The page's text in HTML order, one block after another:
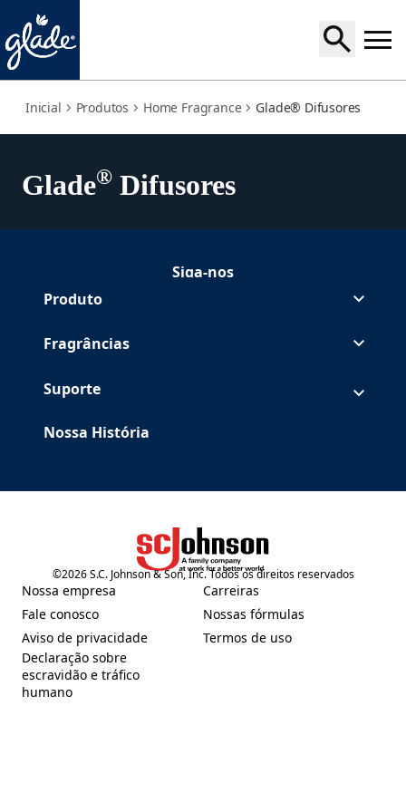
Inicial Produtos Home Fragrance Glade® Difusores
Glade® Difusores
Siga-nos
Seguir Glade no Facebook
Seguir Glade no Instagram
(Opens in a new tab)
Produto
Fragrâncias
Suporte
Nossa História
(Opens in a new tab)
©2026S.C. Johnson & Son, Inc. Todos os direitos reservados
Nossa empresa
(Opens in a new tab)
Fale conosco
(Opens in a new tab)
Aviso de privacidade
(Opens in a new tab)
Declaração sobre
escravidão e tráfico
humano
(Opens in a new tab)
Carreiras
(Opens in a new tab)
Nossas fórmulas
(Opens in a new tab)
Termos de uso
(Opens in a new tab)